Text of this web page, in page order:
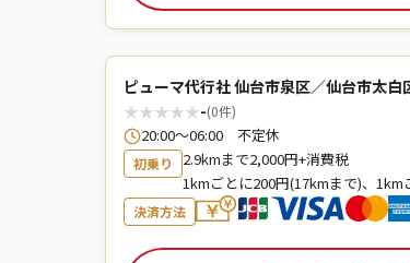
ピューマ代行社 仙台市泉区／仙台市太白
★★★★★-(0件)
20:00〜06:00 不定休
初乗り
2.9kmまで2,000円+消費税
1kmごとに200円(17kmまで)、1km
決済方法